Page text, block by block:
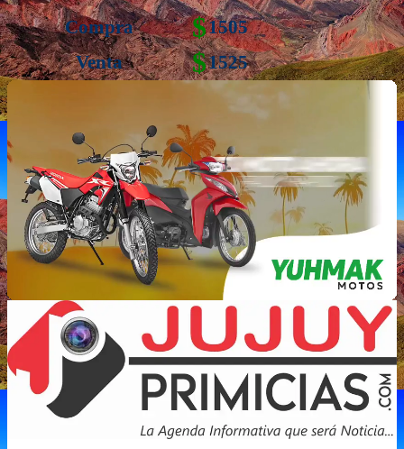
Compra $1505
Venta
$1525